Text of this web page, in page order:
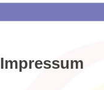
Impressum